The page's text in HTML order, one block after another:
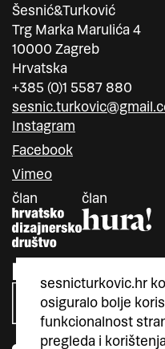
sesnicturkovic.hr
osiguralo bolje
funkcionalnost
pregleda i
Šesnić&Turković
Trg Marka Marulića 4
10000 Zagreb
Hrvatska
+385 (0)1 5587 880
Instagram
Facebook
Vimeo
član
član